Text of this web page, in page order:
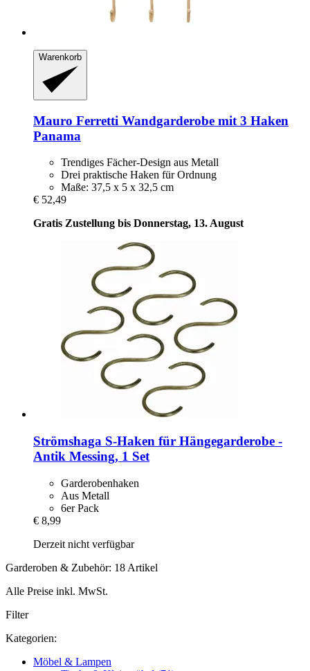
Warenkorb
Mauro Ferretti Wandgarderobe mit 3 Haken
Panama
Trendiges Fächer-Design aus Metall
Drei praktische Haken für Ordnung
Maße: 37,5 x 5 x 32,5 cm
€ 52,49
Gratis Zustellung bis Donnerstag, 13. August
Strömshaga S-​Haken für Hängegarderobe -​
Antik Messing, 1 Set
Garderobenhaken
Aus Metall
6er Pack
€ 8,99
Derzeit nicht verfügbar
Garderoben & Zubehör: 18 Artikel
Alle Preise inkl. MwSt.
Filter
Kategorien:
Möbel & Lampen